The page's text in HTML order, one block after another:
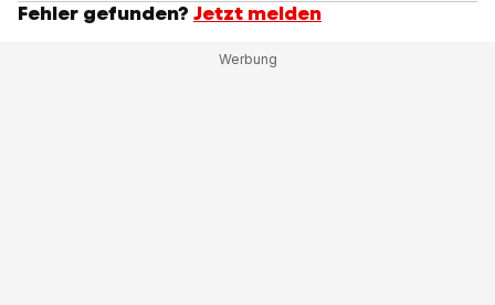
Fehler gefunden? Jetzt melden